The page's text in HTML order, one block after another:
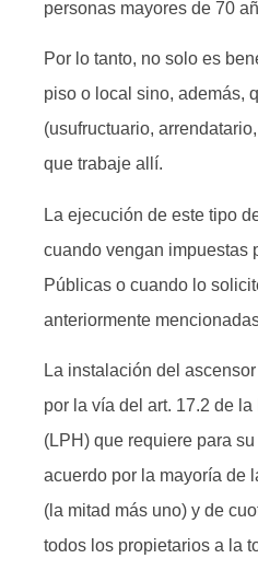
personas mayores de 70
Por lo tanto, no solo es
piso o local sino, además,
(usufructuario,
que trabaje allí.
La ejecución de este tipo
cuando vengan impuestas
Públicas o cuando lo
anteriormente
La instalación del
por la vía del art. 17.2 de
(LPH) que requiere para
acuerdo por la mayoría de
(la mitad más uno) y de
todos los propietarios a la